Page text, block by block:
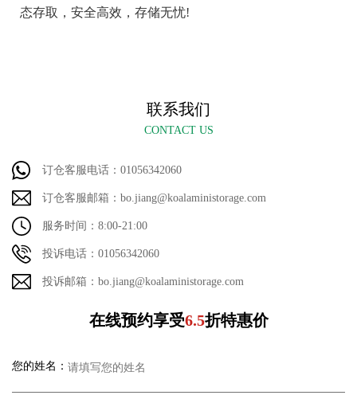
态存取，安全高效，存储无忧!
联系我们
CONTACT US
订仓客服电话：01056342060
订仓客服邮箱：bo.jiang@koalaministorage.com
服务时间：8:00-21:00
投诉电话：01056342060
投诉邮箱：bo.jiang@koalaministorage.com
在线预约享受6.5折特惠价
您的姓名：